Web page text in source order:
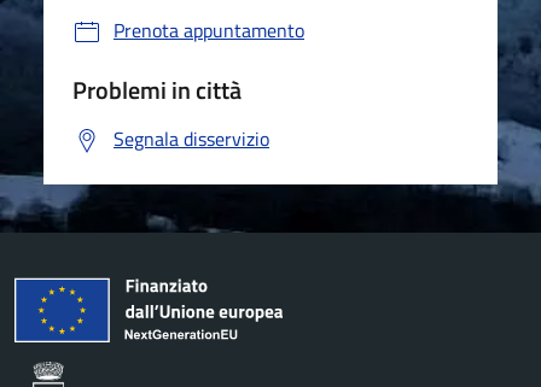
Prenota appuntamento
Problemi in città
Segnala disservizio